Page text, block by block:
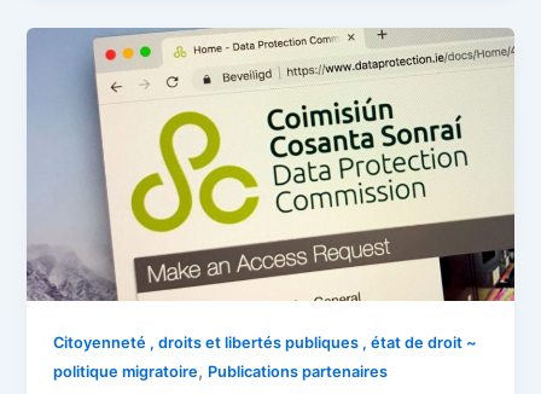
Citoyenneté , droits et libertés publiques , état de droit ~
politique migratoire, Publications partenaires